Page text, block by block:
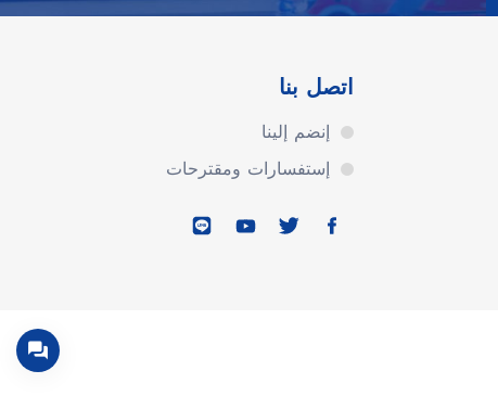
اتصل بنا
إنضم إلينا
إستفسارات ومقترحات